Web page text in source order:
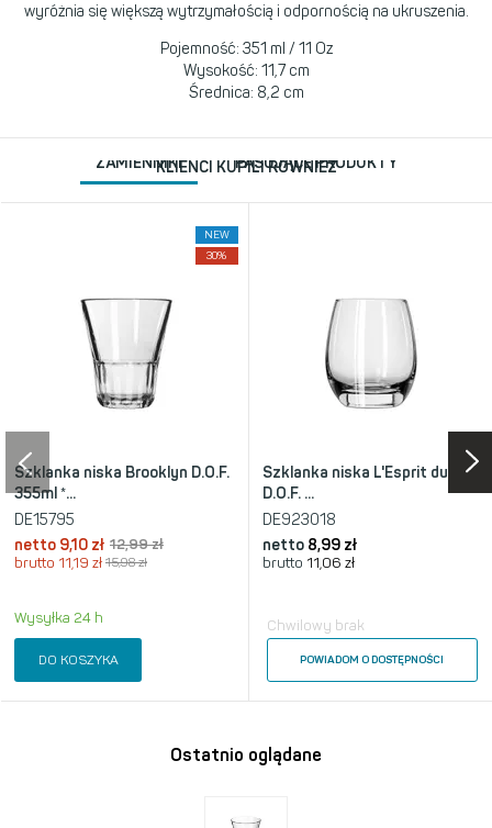
wyróżnia się większą wytrzymałością i odpornością na ukruszenia.
Pojemność: 351 ml / 11 Oz
Wysokość: 11,7 cm
Średnica: 8,2 cm
ZAMIENNIKI PASUJĄCE PRODUKTY
KLIENCI KUPILI RÓWNIEŻ
NEW
30%
Szklanka niska Brooklyn D.O.F.
355ml *...
DE15795
netto 9,10 zł 12,99 zł
brutto 11,19 zł 15,98 zł
Wysyłka 24 h
DO KOSZYKA
Szklanka niska L'Esprit du vin
D.O.F. ...
DE923018
netto 8,99 zł
brutto 11,06 zł
Chwilowy brak
POWIADOM O DOSTĘPNOŚCI
Ostatnio oglądane